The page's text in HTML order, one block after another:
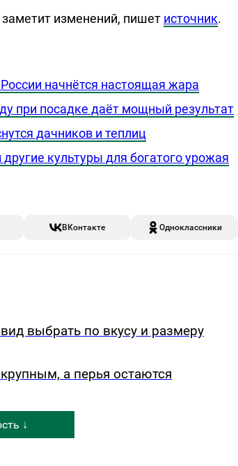
заметит изменений, пишет источник.
начнётся настоящая жара
при посадке даёт мощный результат
дачников и теплиц
культуры для богатого урожая
ВКонтакте Одноклассники
выбрать по вкусу и размеру
а перья остаются
↓